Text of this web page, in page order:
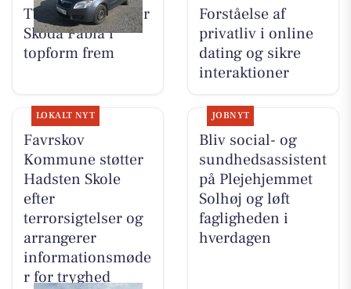
TT CARS ApS viser
Skoda Fabia i
topform frem
Forståelse af
privatliv i online
dating og sikre
interaktioner
LOKALT NYT
Favrskov
Kommune støtter
Hadsten Skole
efter
terrorsigtelser og
arrangerer
informationsmøde
r for tryghed
JOBNYT
Bliv social- og
sundhedsassistent
på Plejehjemmet
Solhøj og løft
fagligheden i
hverdagen